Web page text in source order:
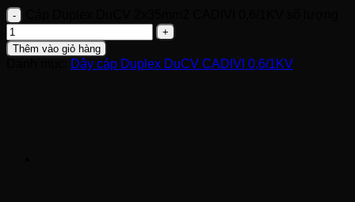
Thêm vào giỏ hàng
Dây cáp Duplex DuCV CADIVI 0,6/1KV